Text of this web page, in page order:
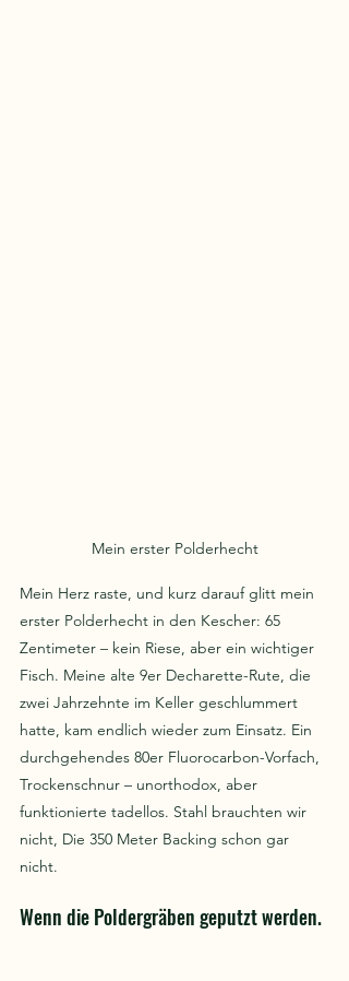
Mein erster Polderhecht
Mein Herz raste, und kurz darauf glitt mein
erster Polderhecht in den Kescher: 65
Zentimeter – kein Riese, aber ein wichtiger
Fisch. Meine alte 9er Decharette-Rute, die
zwei Jahrzehnte im Keller geschlummert
hatte, kam endlich wieder zum Einsatz. Ein
durchgehendes 80er Fluorocarbon-Vorfach,
Trockenschnur – unorthodox, aber
funktionierte tadellos. Stahl brauchten wir
nicht, Die 350 Meter Backing schon gar
nicht.
Wenn die Poldergräben geputzt werden.